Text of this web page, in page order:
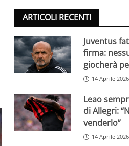
ARTICOLI RECENTI
Juventus
firma:
giocherà
14 Aprile 2026
Leao
di Allegri:
venderlo”
14 Aprile 2026